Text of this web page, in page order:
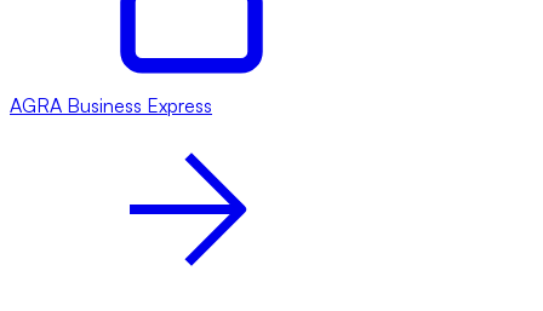
AGRA Business Express